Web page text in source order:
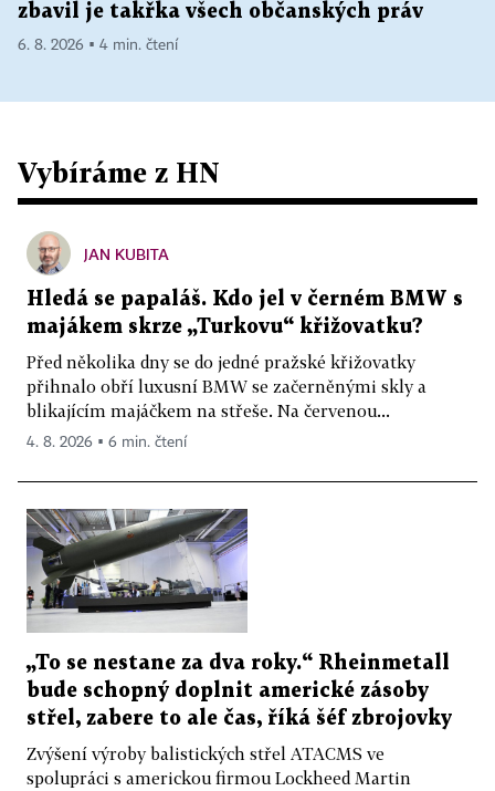
zbavil je takřka všech občanských práv
6. 8. 2026 ▪ 4 min. čtení
Vybíráme z HN
JAN KUBITA
Hledá se papaláš. Kdo jel v černém BMW s
majákem skrze „Turkovu“ křižovatku?
Před několika dny se do jedné pražské křižovatky
přihnalo obří luxusní BMW se začerněnými skly a
blikajícím majáčkem na střeše. Na červenou...
4. 8. 2026 ▪ 6 min. čtení
„To se nestane za dva roky.“ Rheinmetall
bude schopný doplnit americké zásoby
střel, zabere to ale čas, říká šéf zbrojovky
Zvýšení výroby balistických střel ATACMS ve
spolupráci s americkou firmou Lockheed Martin